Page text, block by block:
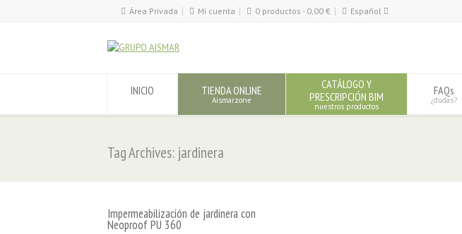
Área Privada Mi cuenta 0 productos - 0,00 €
Español
INICIO TIENDA ONLINE
Aismarzone
CATÁLOGO Y
PRESCRIPCIÓN BIM
nuestros productos
FAQs
¿dudas?
Tag Archives: jardinera
Impermeabilización de jardinera con
Neoproof PU 360